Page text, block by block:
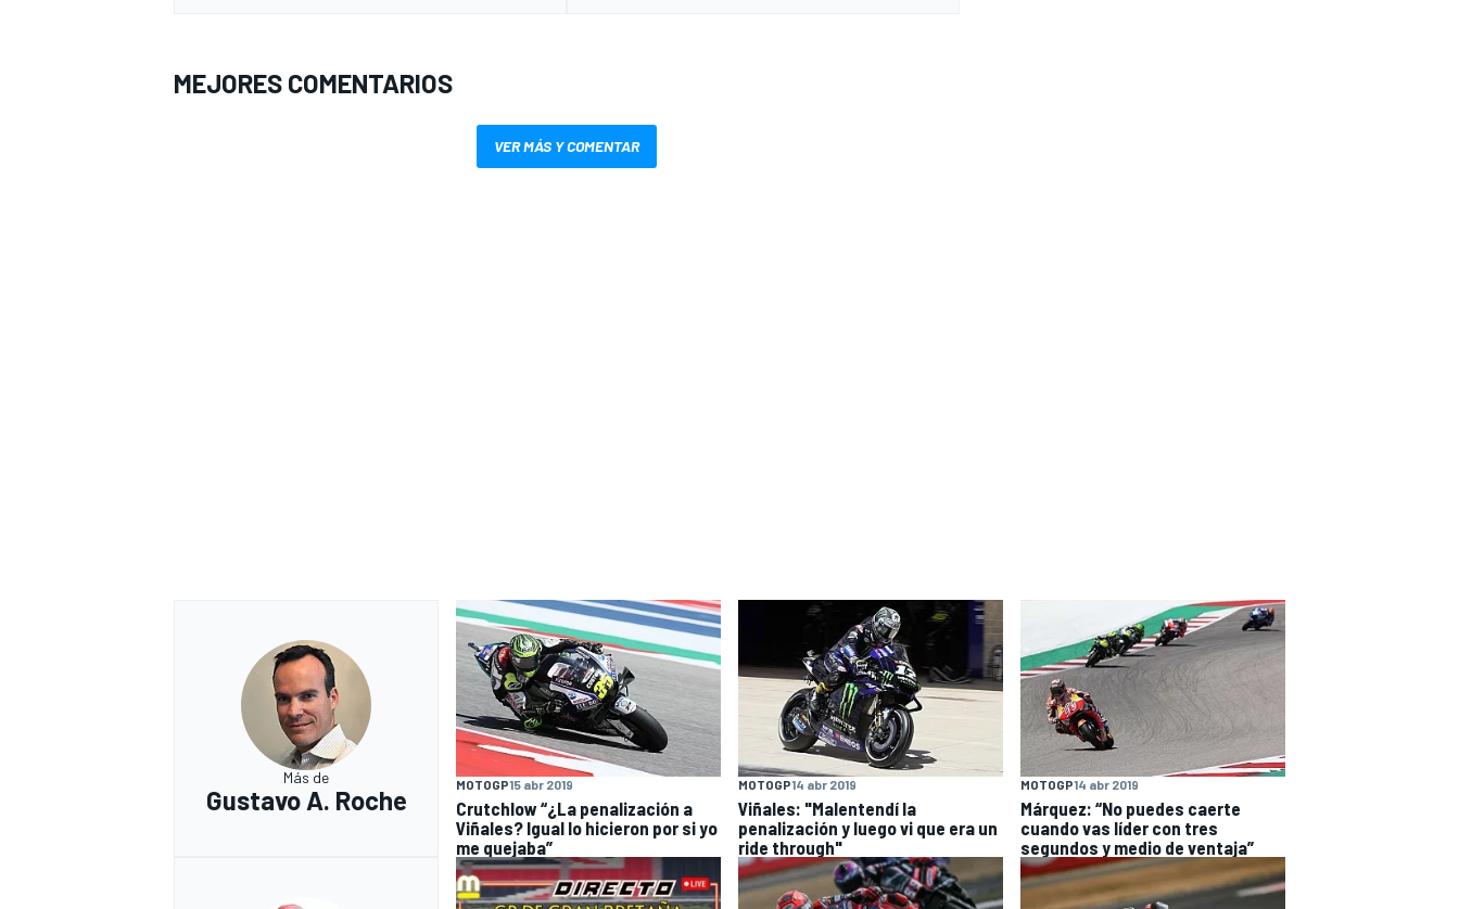
MEJORES COMENTARIOS
VER MÁS Y COMENTAR
Más de
Gustavo A. Roche
MOTOGP15 abr 2019
Crutchlow “¿La penalización a
Viñales? Igual lo hicieron por si yo
me quejaba”
MOTOGP14 abr 2019
Viñales: "Malentendí la
penalización y luego vi que era un
ride through"
MOTOGP14 abr 2019
Márquez: “No puedes caerte
cuando vas líder con tres
segundos y medio de ventaja”